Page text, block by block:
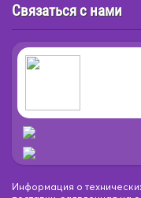
Связаться с нами
Информация о